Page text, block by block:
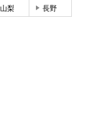
山梨 長野